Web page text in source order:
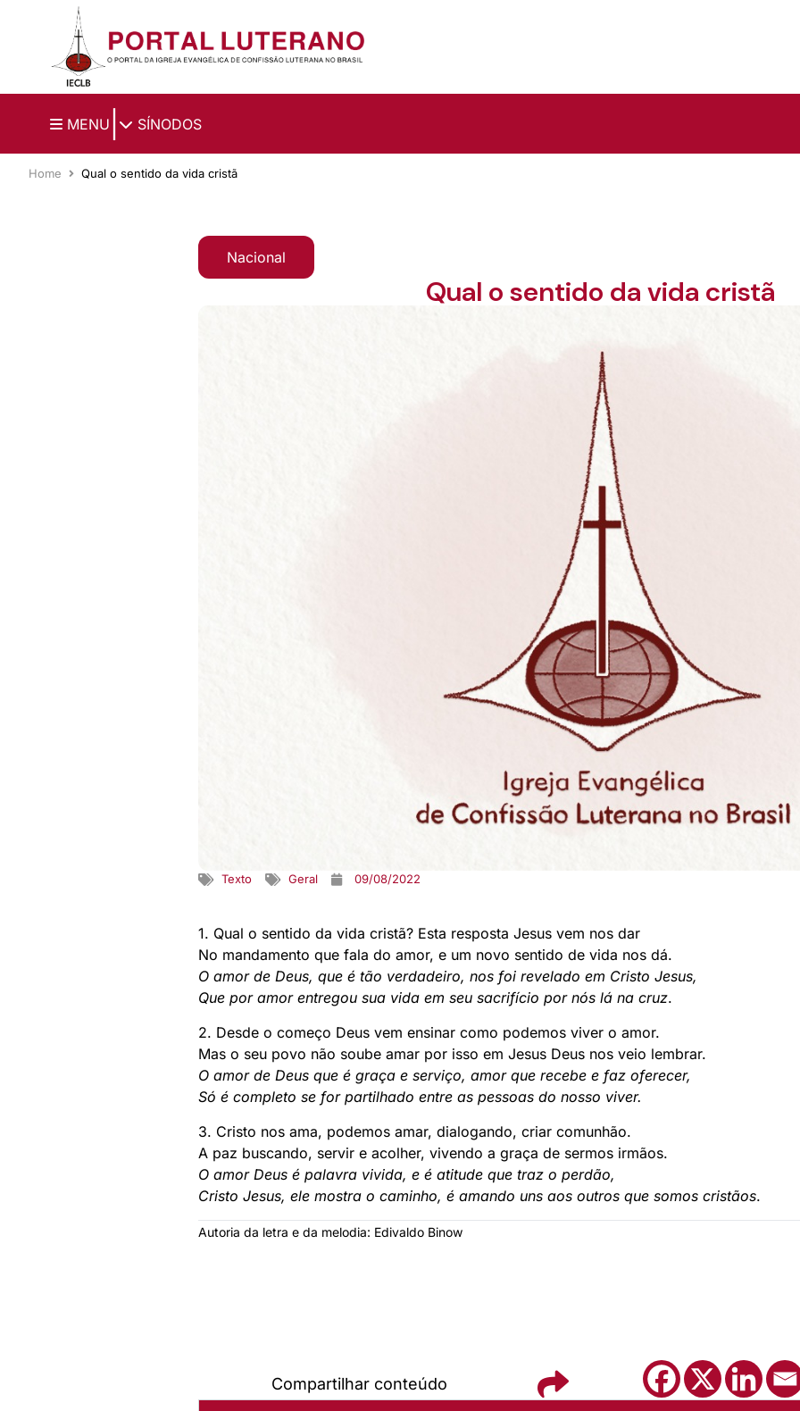
Ir para o conteúdo principal
MENU SÍNODOS
Home Qual o sentido da vida cristã
Nacional
Qual o sentido da vida cristã
Texto Geral 09/08/2022
1. Qual o sentido da vida cristã? Esta resposta Jesus vem nos dar
No mandamento que fala do amor, e um novo sentido de vida nos dá.
O amor de Deus, que é tão verdadeiro, nos foi revelado em Cristo Jesus,
Que por amor entregou sua vida em seu sacrifício por nós lá na cruz.
2. Desde o começo Deus vem ensinar como podemos viver o amor.
Mas o seu povo não soube amar por isso em Jesus Deus nos veio lembrar.
O amor de Deus que é graça e serviço, amor que recebe e faz oferecer,
Só é completo se for partilhado entre as pessoas do nosso viver.
3. Cristo nos ama, podemos amar, dialogando, criar comunhão.
A paz buscando, servir e acolher, vivendo a graça de sermos irmãos.
O amor Deus é palavra vivida, e é atitude que traz o perdão,
Cristo Jesus, ele mostra o caminho, é amando uns aos outros que somos cristãos.
Autoria da letra e da melodia: Edivaldo Binow
Compartilhar conteúdo